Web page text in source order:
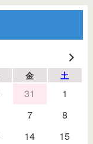
金 土
31
1
7
8
14
15